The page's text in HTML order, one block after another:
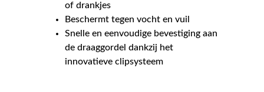
of drankjes
Beschermt tegen vocht en vuil
Snelle en eenvoudige bevestiging aan
de draaggordel dankzij het
innovatieve clipsysteem